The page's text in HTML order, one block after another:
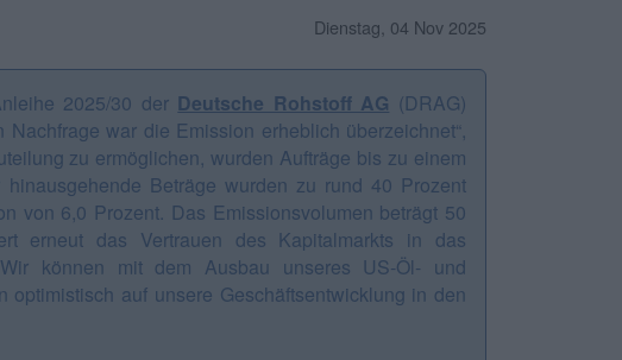
Dienstag, 04 Nov 2025
2025/30 der Deutsche Rohstoff AG (DRAG)
war die Emission erheblich überzeichnet“,
zu ermöglichen, wurden Aufträge bis zu einem
Beträge wurden zu rund 40 Prozent
von 6,0 Prozent. Das Emissionsvolumen beträgt 50
erneut das Vertrauen des Kapitalmarkts in das
können mit dem Ausbau unseres US-Öl- und
auf unsere Geschäftsentwicklung in den